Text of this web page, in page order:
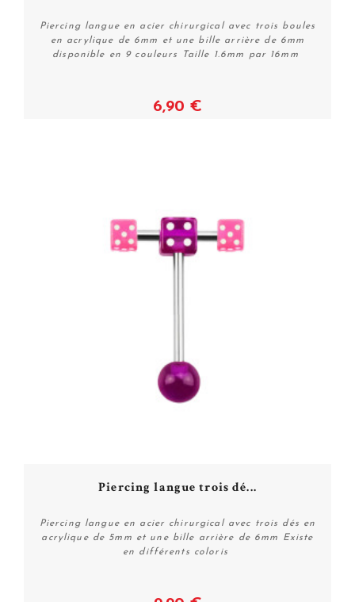
Voir
Piercing langue en acier chirurgical avec trois boules
en acrylique de 6mm et une bille arrière de 6mm
disponible en 9 couleurs Taille 1.6mm par 16mm
6,90 €
Piercing langue trois dé...
Piercing langue en acier chirurgical avec trois dés en
acrylique de 5mm et une bille arrière de 6mm Existe
en différents coloris